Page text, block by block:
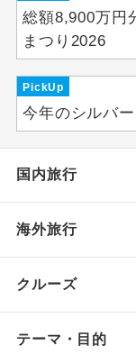
総額8,900万円
まつり2026
PickUp
今年のシルバ
国内旅行
海外旅行
クルーズ
テーマ・目的